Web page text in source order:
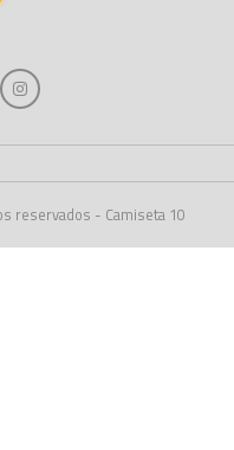
reservados - Camiseta 10